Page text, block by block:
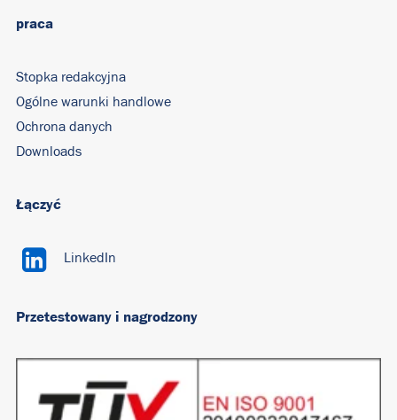
praca
Stopka redakcyjna
Ogólne warunki handlowe
Ochrona danych
Downloads
Łączyć
LinkedIn
Przetestowany i nagrodzony